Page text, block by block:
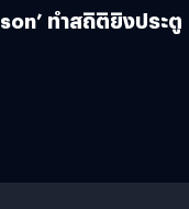
ทำสถิติยิงประตู